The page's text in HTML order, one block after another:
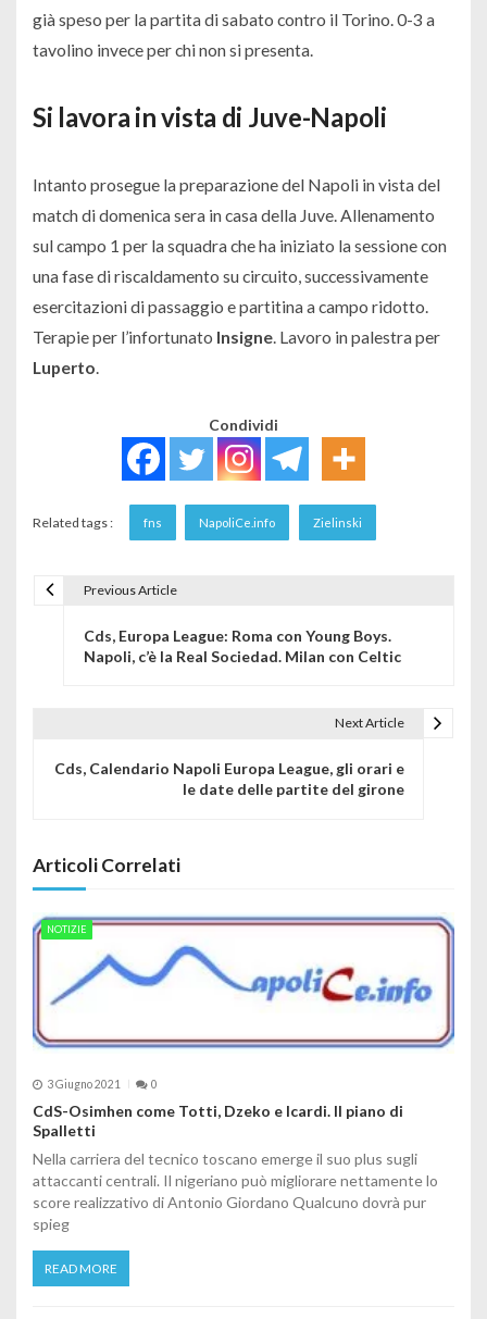
già speso per la partita di sabato contro il Torino. 0-3 a
tavolino invece per chi non si presenta.
Si lavora in vista di Juve-Napoli
Intanto prosegue la preparazione del Napoli in vista del
match di domenica sera in casa della Juve. Allenamento
sul campo 1 per la squadra che ha iniziato la sessione con
una fase di riscaldamento su circuito, successivamente
esercitazioni di passaggio e partitina a campo ridotto.
Terapie per l’infortunato Insigne . Lavoro in palestra per
Luperto
Condividi
Related tags : fns NapoliCe.info Zielinski
Previous Article
Cds, Europa League: Roma con Young Boys.
Napoli, c’è la Real Sociedad. Milan con Celtic
Next Article
Cds, Calendario Napoli Europa League, gli orari e
le date delle partite del girone
Articoli Correlati
NOTIZIE
3 Giugno 2021 0
CdS-Osimhen come Totti, Dzeko e Icardi. Il piano di
Spalletti
Nella carriera del tecnico toscano emerge il suo plus sugli
attaccanti centrali. Il nigeriano può migliorare nettamente lo
score realizzativo di Antonio Giordano Qualcuno dovrà pur
spieg
READ MORE